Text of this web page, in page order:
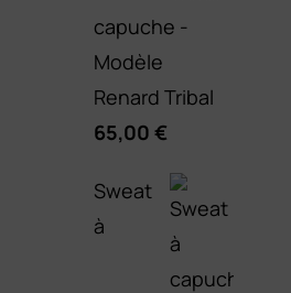
capuche -
Modèle
Renard Tribal
65,00 €
Sweat
à